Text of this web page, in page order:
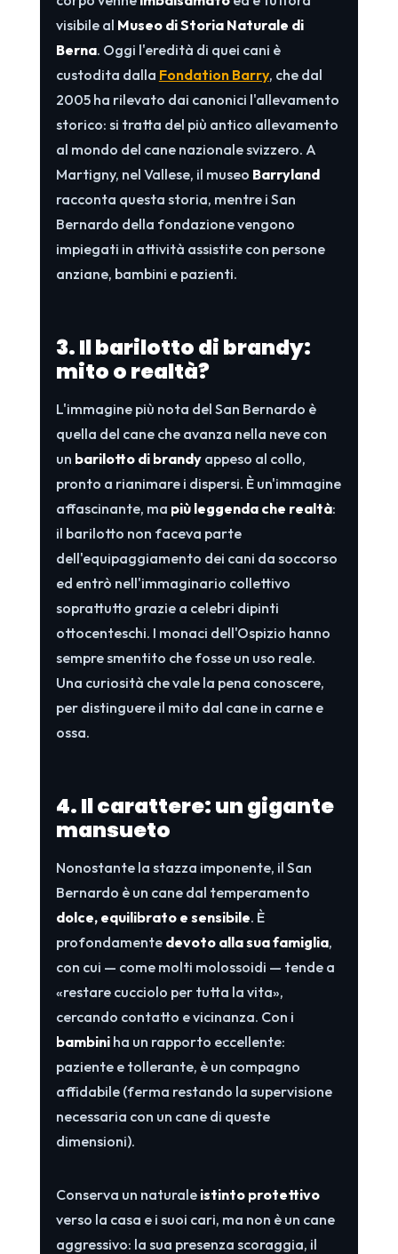
visibile al Museo di Storia Naturale di
Berna. Oggi l'eredità di quei cani è
custodita dalla Fondation Barry, che dal
2005 ha rilevato dai canonici l'allevamento
storico: si tratta del più antico allevamento
al mondo del cane nazionale svizzero. A
Martigny, nel Vallese, il museo Barryland
racconta questa storia, mentre i San
Bernardo della fondazione vengono
impiegati in attività assistite con persone
anziane, bambini e pazienti.
3. Il barilotto di brandy:
mito o realtà?
L'immagine più nota del San Bernardo è
quella del cane che avanza nella neve con
un barilotto di brandyappeso al collo,
pronto a rianimare i dispersi. È un'immagine
affascinante, ma più leggenda che realtà:
il barilotto non faceva parte
dell'equipaggiamento dei cani da soccorso
ed entrò nell'immaginario collettivo
soprattutto grazie a celebri dipinti
ottocenteschi. I monaci dell'Ospizio hanno
sempre smentito che fosse un uso reale.
Una curiosità che vale la pena conoscere,
per distinguere il mito dal cane in carne e
ossa.
4. Il carattere: un gigante
mansueto
Nonostante la stazza imponente, il San
Bernardo è un cane dal temperamento
dolce, equilibrato e sensibile. È
profondamente devoto alla sua famiglia,
con cui — come molti molossoidi — tende a
«restare cucciolo per tutta la vita»,
cercando contatto e vicinanza. Con i
bambiniha un rapporto eccellente:
paziente e tollerante, è un compagno
affidabile (ferma restando la supervisione
necessaria con un cane di queste
dimensioni).
Conserva un naturale istinto protettivo
verso la casa e i suoi cari, ma non è un cane
aggressivo: la sua presenza scoraggia, il